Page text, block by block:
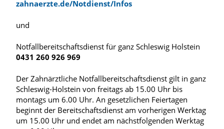
zahnaerzte.de/Notdienst/Infos
und
Notfallbereitschaftsdienst für ganz Schleswig Holstein
0431 260 926 969
Der Zahnärztliche Notfallbereitschaftsdienst gilt in ganz
Schleswig-Holstein von freitags ab 15.00 Uhr bis
montags um 6.00 Uhr. An gesetzlichen Feiertagen
beginnt der Bereitschaftsdienst am vorherigen Werktag
um 15.00 Uhr und endet am nächstfolgenden Werktag